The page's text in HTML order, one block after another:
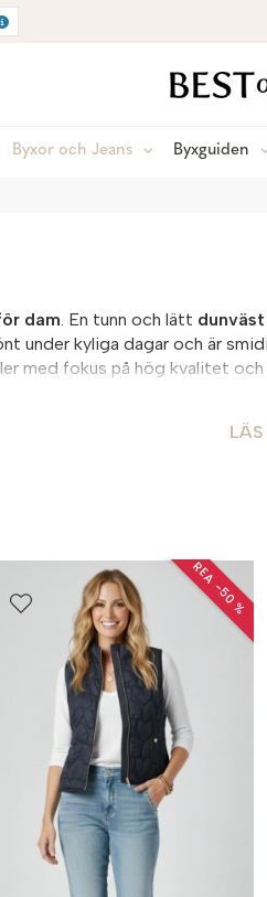
Byxor och Jeans Byxguiden
dam. En tunn och lätt dunväst
under kyliga dagar och är
med fokus på hög kvalitet
LÄS
REA −50 %